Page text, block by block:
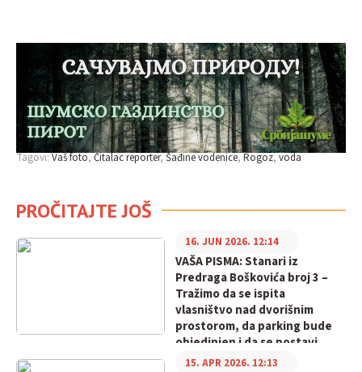
Tagovi:Vaš foto Čitalac reporter Šađine vodenice Rogoz voda
PROČITAJTE JOŠ
VAŠA PISMA: Stanari iz
Predraga Boškovića broj 3 –
Tražimo da se ispita
vlasništvo nad dvorišnim
prostorom, da parking bude
objedinjen i da se postavi
rampa
16. JUN 2026. 12:14
15. APR 2026. 12:13